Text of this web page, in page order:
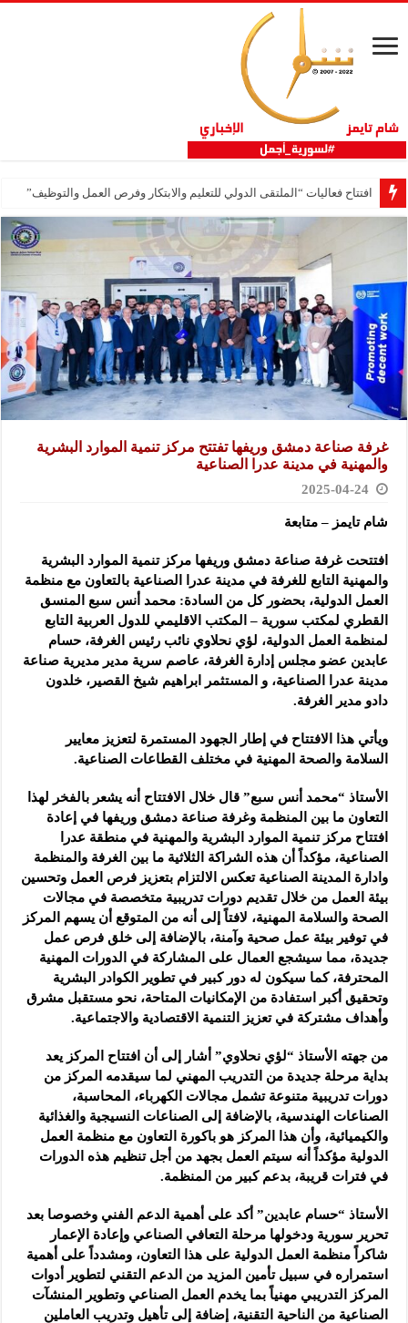
افتتاح فعاليات “الملتقى الدولي للتعليم والابتكار وفرص العمل والتوظيف”
غرفة صناعة دمشق وريفها تفتتح مركز تنمية الموارد البشرية
والمهنية في مدينة عدرا الصناعية
2025-04-24
شام تايمز – متابعة
افتتحت غرفة صناعة دمشق وريفها مركز تنمية الموارد البشرية
والمهنية التابع للغرفة في مدينة عدرا الصناعية بالتعاون مع منظمة
العمل الدولية، بحضور كل من السادة: محمد أنس سبع المنسق
القطري لمكتب سورية – المكتب الاقليمي للدول العربية التابع
لمنظمة العمل الدولية، لؤي نحلاوي نائب رئيس الغرفة، حسام
عابدين عضو مجلس إدارة الغرفة، عاصم سرية مدير مديرية صناعة
مدينة عدرا الصناعية، و المستثمر ابراهيم شيخ القصير، خلدون
دادو مدير الغرفة.
ويأتي هذا الافتتاح في إطار الجهود المستمرة لتعزيز معايير
السلامة والصحة المهنية في مختلف القطاعات الصناعية.
الأستاذ “محمد أنس سبع” قال خلال الافتتاح أنه يشعر بالفخر لهذا
التعاون ما بين المنظمة وغرفة صناعة دمشق وريفها في إعادة
افتتاح مركز تنمية الموارد البشرية والمهنية في منطقة عدرا
الصناعية، مؤكداً أن هذه الشراكة الثلاثية ما بين الغرفة والمنظمة
وادارة المدينة الصناعية تعكس الالتزام بتعزيز فرص العمل وتحسين
بيئة العمل من خلال تقديم دورات تدريبية متخصصة في مجالات
الصحة والسلامة المهنية، لافتاً إلى أنه من المتوقع أن يسهم المركز
في توفير بيئة عمل صحية وآمنة، بالإضافة إلى خلق فرص عمل
جديدة، مما سيشجع العمال على المشاركة في الدورات المهنية
المحترفة، كما سيكون له دور كبير في تطوير الكوادر البشرية
وتحقيق أكبر استفادة من الإمكانيات المتاحة، نحو مستقبل مشرق
وأهداف مشتركة في تعزيز التنمية الاقتصادية والاجتماعية.
من جهته الأستاذ “لؤي نحلاوي” أشار إلى أن افتتاح المركز يعد
بداية مرحلة جديدة من التدريب المهني لما سيقدمه المركز من
دورات تدريبية متنوعة تشمل مجالات الكهرباء، المحاسبة،
الصناعات الهندسية، بالإضافة إلى الصناعات النسيجية والغذائية
والكيميائية، وأن هذا المركز هو باكورة التعاون مع منظمة العمل
الدولية مؤكداً أنه سيتم العمل بجهد من أجل تنظيم هذه الدورات
في فترات قريبة، بدعم كبير من المنظمة.
الأستاذ “حسام عابدين” أكد على أهمية الدعم الفني وخصوصا بعد
تحرير سورية ودخولها مرحلة التعافي الصناعي وإعادة الإعمار
شاكراً منظمة العمل الدولية على هذا التعاون، ومشدداً على أهمية
استمراره في سبيل تأمين المزيد من الدعم التقني لتطوير أدوات
المركز التدريبي مهنياً بما يخدم العمل الصناعي وتطوير المنشآت
الصناعية من الناحية التقنية، إضافة إلى تأهيل وتدريب العاملين